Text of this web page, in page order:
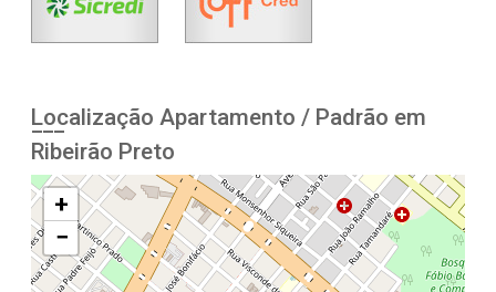
Localização Apartamento / Padrão em
Ribeirão Preto
+
−